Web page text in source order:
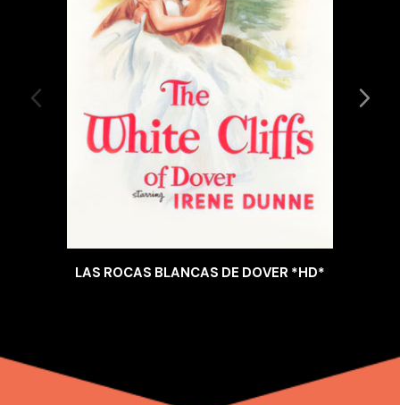
LAS ROCAS BLANCAS DE DOVER *HD*